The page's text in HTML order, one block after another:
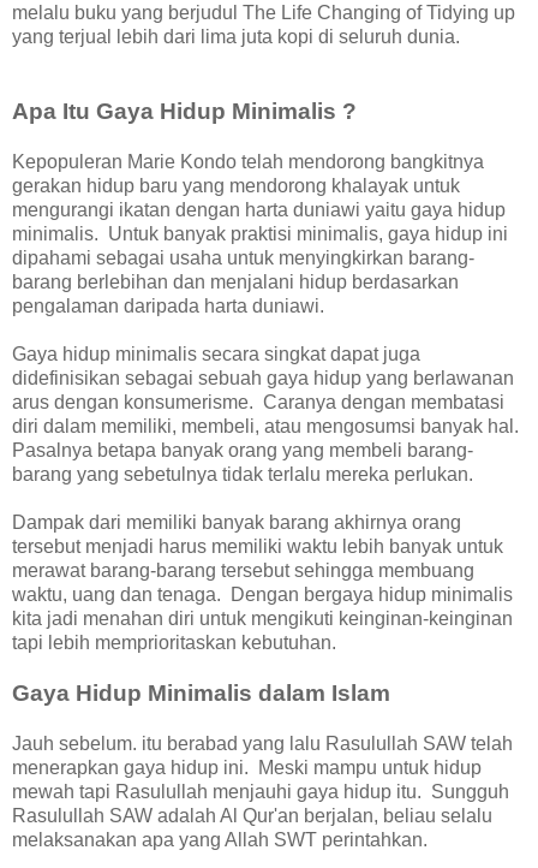
melalu buku yang berjudul The Life Changing of Tidying up
yang terjual lebih dari lima juta kopi di seluruh dunia.
Apa Itu Gaya Hidup Minimalis ?
Kepopuleran Marie Kondo telah mendorong bangkitnya
gerakan hidup baru yang mendorong khalayak untuk
mengurangi ikatan dengan harta duniawi yaitu gaya hidup
minimalis. Untuk banyak praktisi minimalis, gaya hidup ini
dipahami sebagai usaha untuk menyingkirkan barang-
barang berlebihan dan menjalani hidup berdasarkan
pengalaman daripada harta duniawi.
Gaya hidup minimalis secara singkat dapat juga
didefinisikan sebagai sebuah gaya hidup yang berlawanan
arus dengan konsumerisme. Caranya dengan membatasi
diri dalam memiliki, membeli, atau mengosumsi banyak hal.
Pasalnya betapa banyak orang yang membeli barang-
barang yang sebetulnya tidak terlalu mereka perlukan.
Dampak dari memiliki banyak barang akhirnya orang
tersebut menjadi harus memiliki waktu lebih banyak untuk
merawat barang-barang tersebut sehingga membuang
waktu, uang dan tenaga. Dengan bergaya hidup minimalis
kita jadi menahan diri untuk mengikuti keinginan-keinginan
tapi lebih memprioritaskan kebutuhan.
Gaya Hidup Minimalis dalam Islam
Jauh sebelum. itu berabad yang lalu Rasulullah SAW telah
menerapkan gaya hidup ini. Meski mampu untuk hidup
mewah tapi Rasulullah menjauhi gaya hidup itu. Sungguh
Rasulullah SAW adalah Al Qur'an berjalan, beliau selalu
melaksanakan apa yang Allah SWT perintahkan.